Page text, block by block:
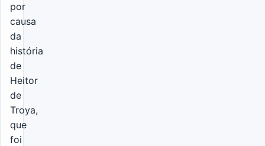
por
causa
da
história
de
Heitor
de
Troya,
que
foi